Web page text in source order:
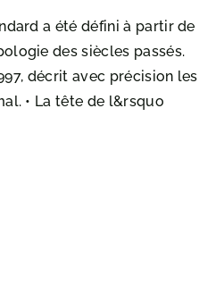
a été défini à partir de
des siècles passés.
décrit avec précision les
• La tête de l&rsquo